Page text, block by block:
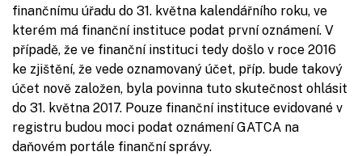
finančnímu úřadu do 31. května kalendářního roku, ve
kterém má finanční instituce podat první oznámení. V
případě, že ve finanční instituci tedy došlo v roce 2016
ke zjištění, že vede oznamovaný účet, příp. bude takový
účet nově založen, byla povinna tuto skutečnost ohlásit
do 31. května 2017. Pouze finanční instituce evidované v
registru budou moci podat oznámení GATCA na
daňovém portále finanční správy.